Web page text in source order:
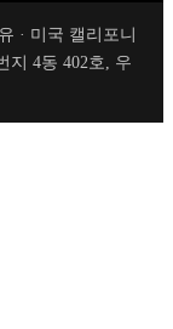
· 미국 캘리포니
지 4동 402호, 우